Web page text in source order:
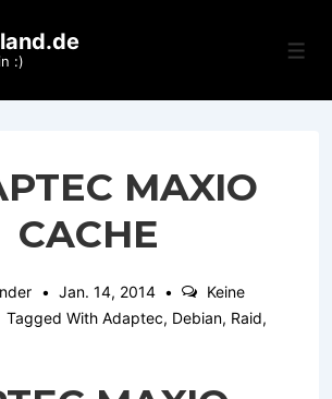
:)
MAXIO
CACHE
Jan. 14, 2014
Keine
Tagged With Adaptec, Debian, Raid,